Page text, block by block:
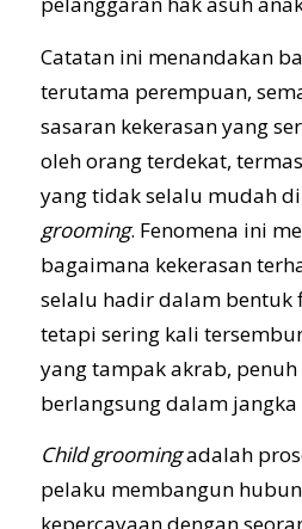
Catatan ini menandakan
terutama perempuan,
sasaran kekerasan yang
oleh orang terdekat,
yang tidak selalu mudah
grooming. Fenomena ini
bagaimana kekerasan
selalu hadir dalam bentuk
tetapi sering kali
yang tampak akrab,
berlangsung dalam
Child groomingadalah
pelaku membangun